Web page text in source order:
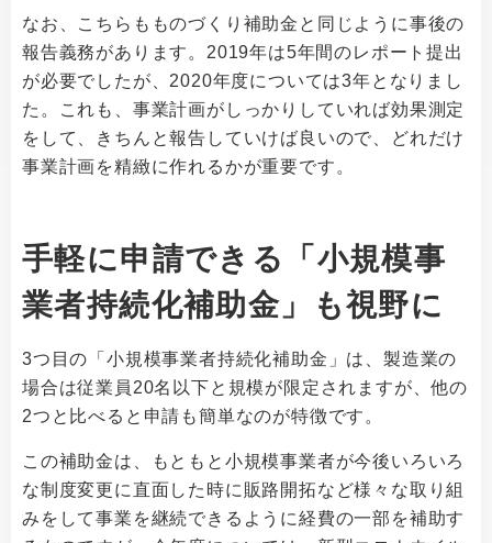
なお、こちらもものづくり補助金と同じように事後の
報告義務があります。2019年は5年間のレポート提出
が必要でしたが、2020年度については3年となりまし
た。これも、事業計画がしっかりしていれば効果測定
をして、きちんと報告していけば良いので、どれだけ
事業計画を精緻に作れるかが重要です。
手軽に申請できる
「小規模事
業者持続化補助金」も視野に
3つ目の「小規模事業者持続化補助金」は、製造業の
場合は従業員20名以下と規模が限定されますが、他の
2つと比べると申請も簡単なのが特徴です。
この補助金は、もともと小規模事業者が今後いろいろ
な制度変更に直面した時に販路開拓など様々な取り組
みをして事業を継続できるように経費の一部を補助す